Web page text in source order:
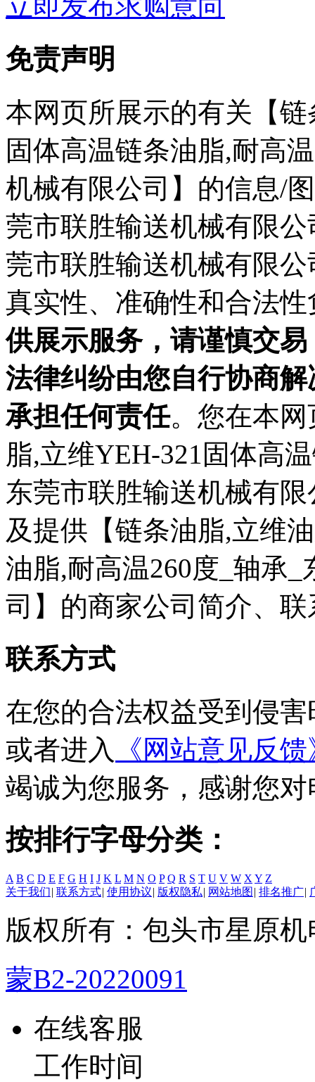
免责声明
本网页所展示的有关【
固体高温链条油脂,耐高
机械有限公司】的信息/
莞市联胜输送机械有限
莞市联胜输送机械有限
真实性、准确性和合法性
供展示服务，请谨慎交
法律纠纷由您自行协商
承担任何责任。您在本
脂,立维YEH-321固体高
东莞市联胜输送机械有
及提供【链条油脂,立维
油脂,耐高温260度_轴承
司】的商家公司简介、
联系方式
在您的合法权益受到侵
或者进入
《网站意见反
竭诚为您服务，感谢您
按排行字母分类：
A B C D E F G H I J K L M N O P Q R S T U V W X Y Z
关于我们| 联系方式| 使用协议| 版权隐私| 网站地图 | 排名推广|
版权所有：包头市星原
蒙B2-20220091
在线客服
工作时间